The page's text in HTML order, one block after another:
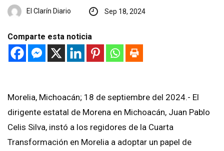
El Clarín Diario Sep 18, 2024
Comparte esta noticia
Morelia, Michoacán; 18 de septiembre del 2024.- El
dirigente estatal de Morena en Michoacán, Juan Pablo
Celis Silva, instó a los regidores de la Cuarta
Transformación en Morelia a adoptar un papel de